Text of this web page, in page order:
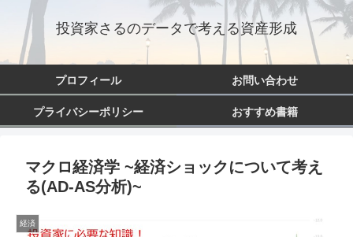
投資家さるのデータで考える資産形成
プロフィール お問い合わせ
プライバシーポリシー おすすめ書籍
マクロ経済学 ~経済ショックについて考え
る(AD-AS分析)~
経済